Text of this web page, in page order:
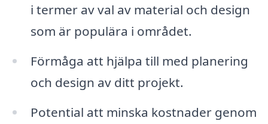
i termer av val av material och design
som är populära i området.
Förmåga att hjälpa till med planering
och design av ditt projekt.
Potential att minska kostnader genom